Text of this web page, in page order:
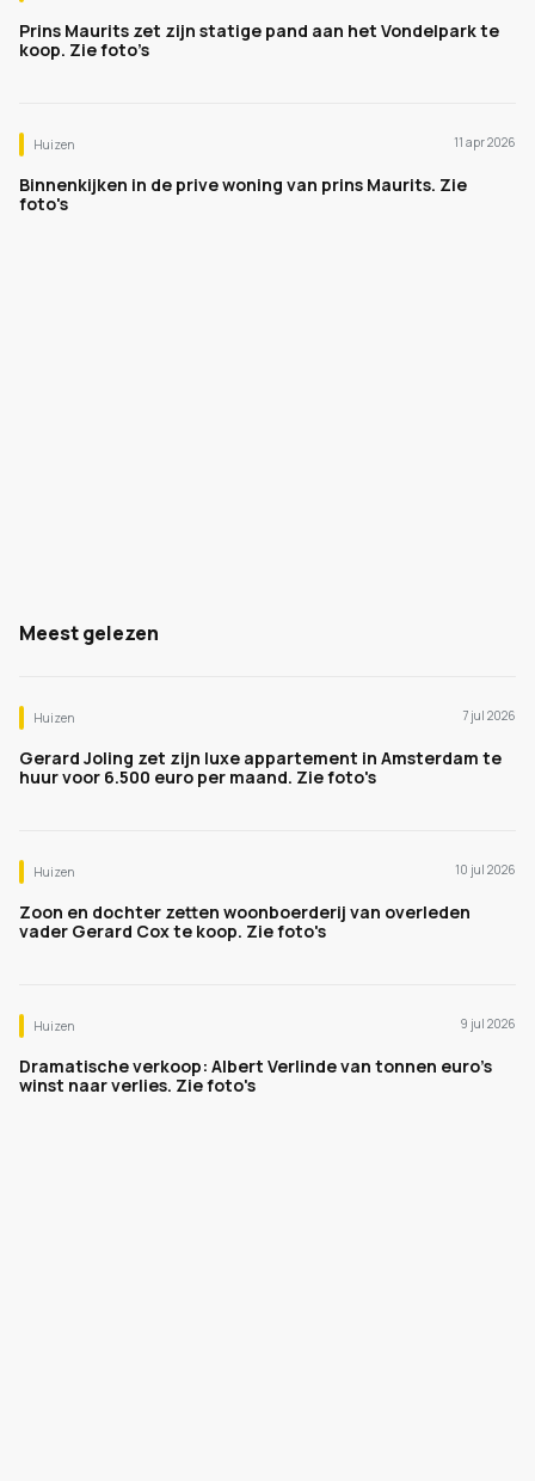
Prins Maurits zet zijn statige pand aan het Vondelpark te
koop. Zie foto’s
Huizen 11 apr 2026
Binnenkijken in de prive woning van prins Maurits. Zie
foto's
Meest gelezen
Huizen 7 jul 2026
Gerard Joling zet zijn luxe appartement in Amsterdam te
huur voor 6.500 euro per maand. Zie foto's
Huizen 10 jul 2026
Zoon en dochter zetten woonboerderij van overleden
vader Gerard Cox te koop. Zie foto's
Huizen 9 jul 2026
Dramatische verkoop: Albert Verlinde van tonnen euro's
winst naar verlies. Zie foto's